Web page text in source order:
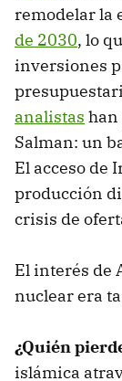
remodelar la
de 2030, lo
inversiones
analistas han
Salman: un
El acceso de
producción
crisis de
El interés de
nuclear era
¿Quién
islámica